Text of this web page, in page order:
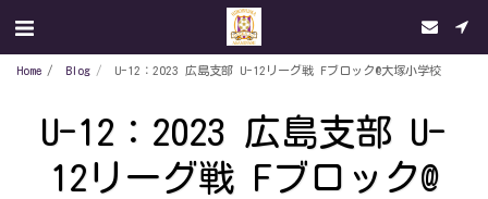
Home Blog U-12：2023 広島支部 U-12リーグ戦 Fブロック@大塚小学校
U-12：2023 広島支部 U-
12リーグ戦 Fブロック@